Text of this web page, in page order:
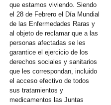
que estamos viviendo. Siendo
el 28 de Febrero el Día Mundial
de las Enfermedades Raras y
al objeto de reclamar que a las
personas afectadas se les
garantice el ejercicio de los
derechos sociales y sanitarios
que les correspondan, incluido
el acceso efectivo de todos
sus tratamientos y
medicamentos las Juntas